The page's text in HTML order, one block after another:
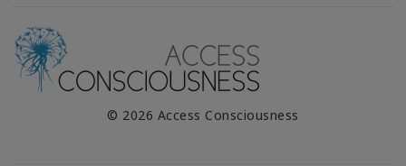
© 2026 Access Consciousness